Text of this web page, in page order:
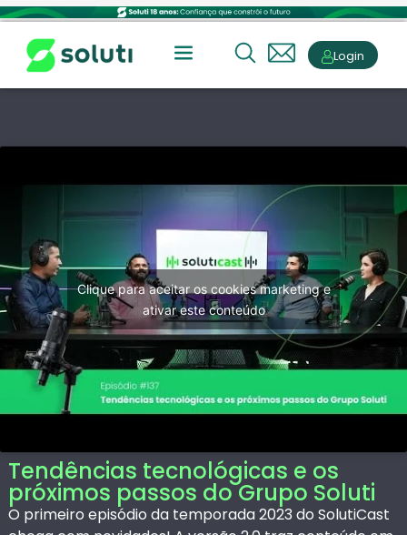
Login
Clique para aceitar os cookies marketing e
ativar este conteúdo
Tendências tecnológicas e os
próximos passos do Grupo Soluti
O primeiro episódio da temporada 2023 do SolutiCast